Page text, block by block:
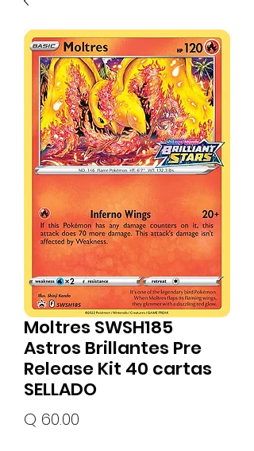
Moltres SWSH185
Astros Brillantes Pre
Release Kit 40 cartas
SELLADO
Q 60.00